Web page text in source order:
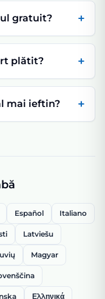
gratuit? +
plătit? +
mai ieftin? +
Español Italiano
Latviešu
Magyar
Ελληνικά